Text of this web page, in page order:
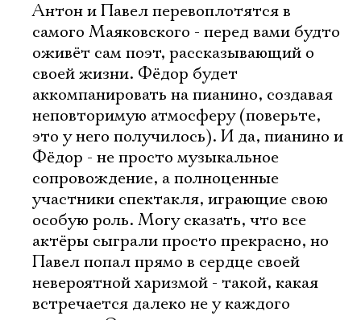
Антон и Павел перевоплотятся в
самого Маяковского - перед вами будто
оживёт сам поэт, рассказывающий о
своей жизни. Фёдор будет
аккомпанировать на пианино, создавая
неповторимую атмосферу (поверьте,
это у него получилось). И да, пианино и
Фёдор - не просто музыкальное
сопровождение, а полноценные
участники спектакля, играющие свою
особую роль. Могу сказать, что все
актёры сыграли просто прекрасно, но
Павел попал прямо в сердце своей
невероятной харизмой - такой, какая
встречается далеко не у каждого